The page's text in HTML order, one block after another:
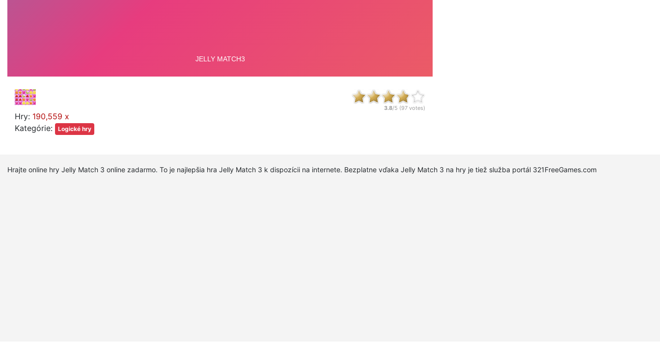
Hry: 190,559 x
Kategórie:
Logické hry
3.8/5 (97votes)
Hrajte online hry Jelly Match 3 online zadarmo. To je najlepšia hra Jelly Match 3 k dispozícii na internete. Bezplatne vďaka Jelly Match 3 na hry je tiež služba portál 321FreeGames.com